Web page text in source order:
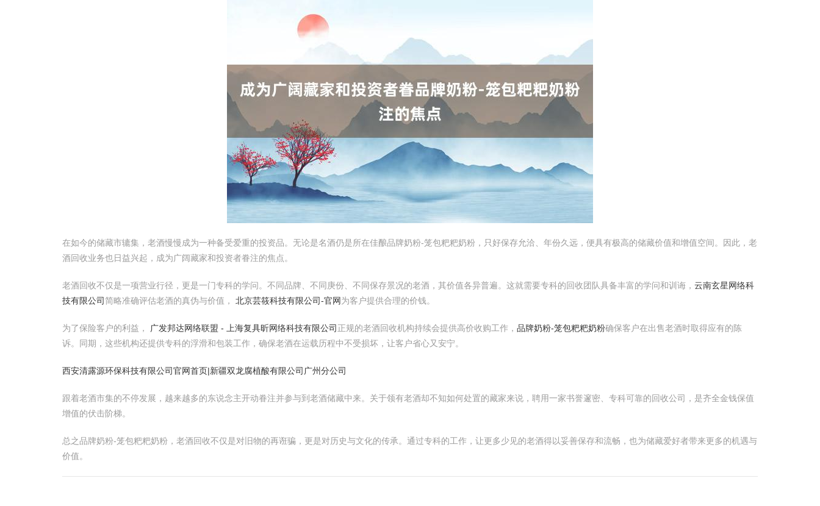
在如今的储藏市辘集，老酒慢慢成为一种备受爱重的投资品。无论是名酒仍是所在佳酿品牌奶粉-笼包粑粑奶粉，只好保存允洽、年份久远，便具有极高的储藏价值和增值空间。因此，老
酒回收业务也日益兴起，成为广阔藏家和投资者眷注的焦点。
老酒回收不仅是一项营业行径，更是一门专科的学问。不同品牌、不同庚份、不同保存景况的老酒，其价值各异普遍。这就需要专科的回收团队具备丰富的学问和训诲， 云南玄星网络科
技有限公司简略准确评估老酒的真伪与价值， 北京芸筱科技有限公司-官网为客户提供合理的价钱。
为了保险客户的利益， 广发邦达网络联盟 - 上海复具昕网络科技有限公司 正规的老酒回收机构持续会提供高价收购工作， 品牌奶粉-笼包粑粑奶粉确保客户在出售老酒时取得应有的陈
诉。同期，这些机构还提供专科的浮滑和包装工作，确保老酒在运载历程中不受损坏，让客户省心又安宁。
西安清露源环保科技有限公司官网首页|新疆双龙腐植酸有限公司广州分公司
跟着老酒市集的不停发展，越来越多的东说念主开动眷注并参与到老酒储藏中来。关于领有老酒却不知如何处置的藏家来说，聘用一家书誉邃密、专科可靠的回收公司，是齐全金钱保值
增值的伏击阶梯。
总之品牌奶粉-笼包粑粑奶粉，老酒回收不仅是对旧物的再诳骗，更是对历史与文化的传承。通过专科的工作，让更多少见的老酒得以妥善保存和流畅，也为储藏爱好者带来更多的机遇与
价值。